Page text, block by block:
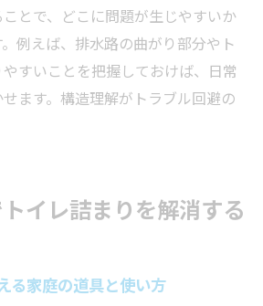
とで、どこに問題が生じやすいか
例えば、排水路の曲がり部分やト
すいことを把握しておけば、日常
ます。構造理解がトラブル回避の
イレ詰まりを解消する
る家庭の道具と使い方